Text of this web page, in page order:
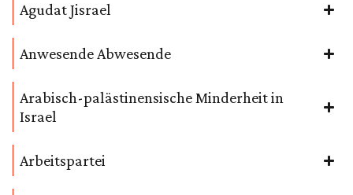
Agudat Jisrael
Anwesende Abwesende
Arabisch-palästinensische Minderheit in
Israel
Arbeitspartei